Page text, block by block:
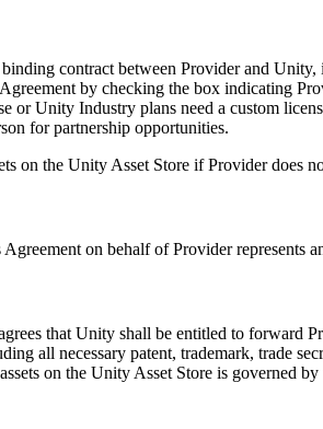
contract between Provider and
by checking the box indicating
or Unity Industry plans need a custom
for partnership opportunities.
on the Unity Asset Store if Provider does
on behalf of Provider represents
that Unity shall be entitled to forward
all necessary patent, trademark, trade
on the Unity Asset Store is governed